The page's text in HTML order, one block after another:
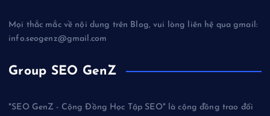
Mọi thắc mắc về nội dung trên Blog, vui lòng liên hệ qua gmail:
info.seogenz@gmail.com
Group SEO GenZ
"SEO GenZ - Cộng Đồng Học Tập SEO" là cộng đồng trao đổi